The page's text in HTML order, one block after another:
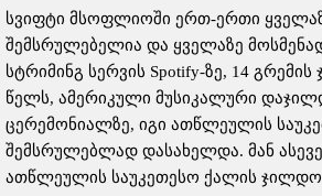
სვიფტი მსოფლიოში ერთ-ერთი
შემსრულებელია და ყველაზე
სტრიმინგ სერვის Spotify-ზე, 14
წელს, ამერიკული მუსიკალური
ცერემონიალზე, იგი ათწლეულის
შემსრულებლად დასახელდა. მან ასევე
ათწლეულის საუკეთესო ქალის